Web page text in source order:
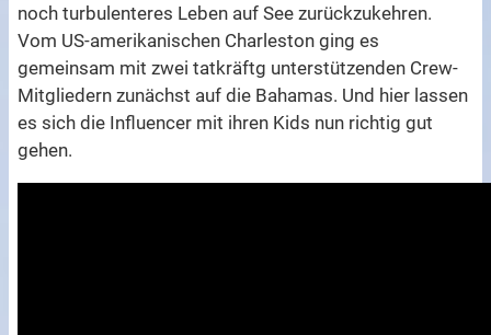
noch turbulenteres Leben auf See zurückzukehren.
Vom US-amerikanischen Charleston ging es
gemeinsam mit zwei tatkräftg unterstützenden Crew-
Mitgliedern zunächst auf die Bahamas. Und hier lassen
es sich die Influencer mit ihren Kids nun richtig gut
gehen.